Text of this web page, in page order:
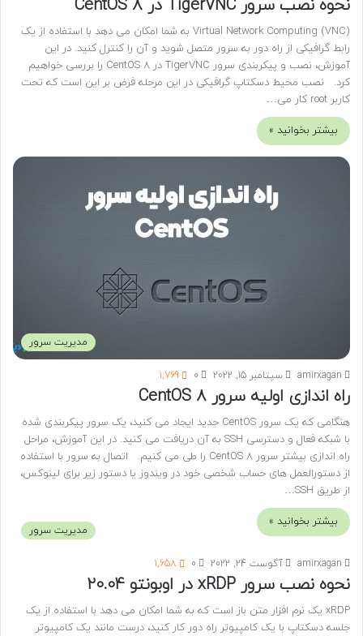
نحوه نصب سرور TigerVNC در CentOS 8
Virtual Network Computing (VNC) به شما امکان می دهد با استفاده از یک
رابط گرافیکی از راه دور به سرور متصل شوید و آن را کنترل کنید. در این
آموزش، نصب و پیکربندی سرور TigerVNC در CentOS 8 را بررسی خواهیم
کرد. نصب محیط دسکتاپ گرافیکی در این مرحله فرض بر این است که تحت
کاربر root کار می…
بیشتر بخوانید »
مدیریت سرور
amirxagan سپتامبر 15, 2022 0
1,769
راه اندازی اولیه سرور CentOS 8
هنگامی که یک سرور CentOS جدید ایجاد می کنید، یک سرور پیکربندی شده
با شبکه فعال و دسترسی SSH به آن دریافت می کنید. در این آموزش، مراحل
راه اندازی بیشتر سرور CentOS 8 را طی می کنیم. اتصال به‌ سرور با استفاده
از دستورالعمل های حساب شخصی خود در ویندوز یا دستور زیر برای لینوکس،
از طریق SSH…
بیشتر بخوانید »
مدیریت سرور
amirxagan آگوست 24, 2022 0
1,658
نحوه نصب سرور xRDP در اوبونتو 20.04
xRDP یک نرم افزار متن باز است که به شما امکان می دهد با استفاده از یک
جلسه دسکتاپ با یک کامپیوتر راه دور کار کنید، درست مانند یک کامپیوتر